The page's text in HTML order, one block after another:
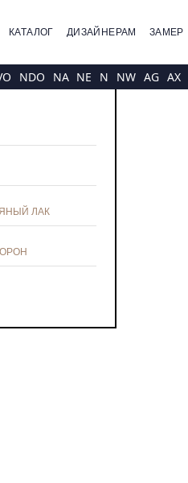
КАТАЛОГ ДИЗАЙНЕРАМ ЗАМЕР
NDO NA NE N NW AG AX
ЛАК